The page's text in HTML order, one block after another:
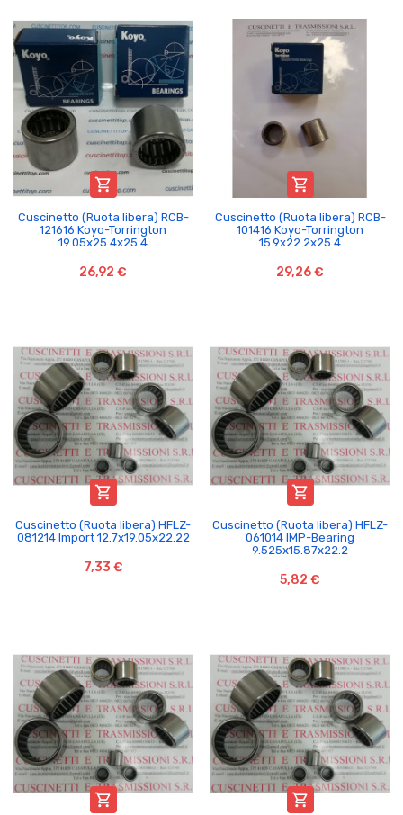

Cuscinetto (Ruota libera) RCB-
121616 Koyo-Torrington
19.05x25.4x25.4
26,92 €

Cuscinetto (Ruota libera) RCB-
101416 Koyo-Torrington
15.9x22.2x25.4
29,26 €

Cuscinetto (Ruota libera) HFLZ-
081214 Import 12.7x19.05x22.22
7,33 €

Cuscinetto (Ruota libera) HFLZ-
061014 IMP-Bearing
9.525x15.87x22.2
5,82 €
 